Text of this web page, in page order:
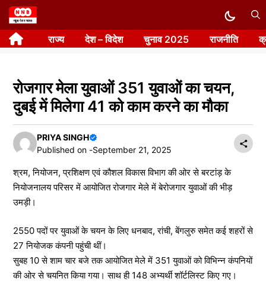
Skip
to
content राज्य देश – विदेश चुनाव 2025 राजनीति
रोजगार मेला युवाओं 351 युवाओं का चयन,
दुबई में मिलेगा 41 को काम करने का मौका
PRIYA SINGH
Published on -September 21, 2025
श्रम, नियोजन, प्रशिक्षण एवं कौशल विकास विभाग की ओर से बरटांड़ के
नियोजनालय परिसर में आयोजित रोजगार मेले में बेरोजगार युवाओं की भीड़
उमड़ी।
2550 पदों पर युवाओं के चयन के लिए धनबाद, रांची, बेंगलुरु समेत कई शहरों से
27 नियोजक कंपनी पहुंची थीं।
सुबह 10 से शाम चार बजे तक आयोजित मेले में 351 युवाओं को विभिन्न कंपनियों
की ओर से चयनित किया गया। साथ ही 148 अभ्यर्थी शॉर्टलिस्ट किए गए।